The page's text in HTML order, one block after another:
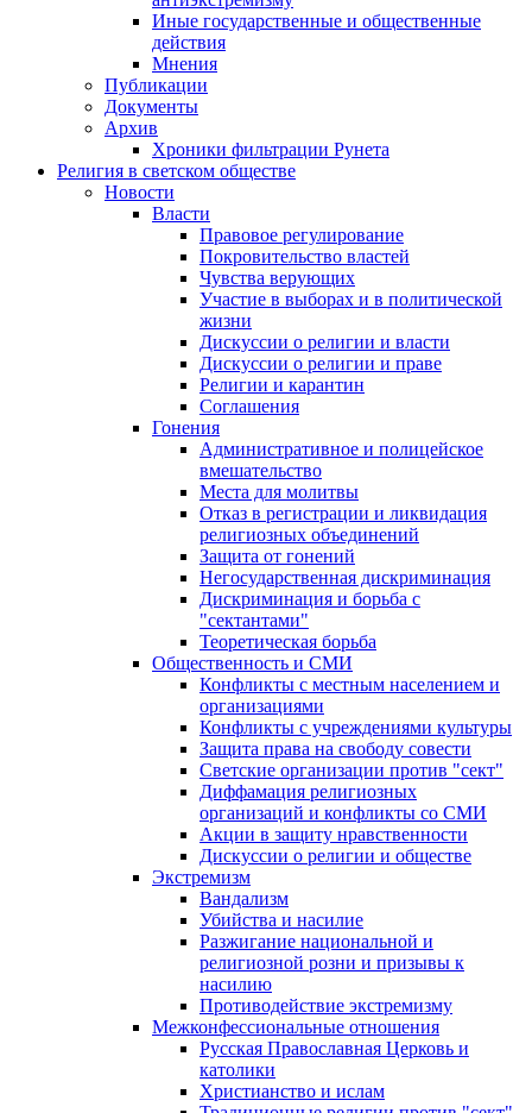
Иные государственные и общественные
действия
Мнения
Публикации
Документы
Архив
Хроники фильтрации Рунета
Религия в светском обществе
Новости
Власти
Правовое регулирование
Покровительство властей
Чувства верующих
Участие в выборах и в политической
жизни
Дискуссии о религии и власти
Дискуссии о религии и праве
Религии и карантин
Соглашения
Гонения
Административное и полицейское
вмешательство
Места для молитвы
Отказ в регистрации и ликвидация
религиозных объединений
Защита от гонений
Негосударственная дискриминация
Дискриминация и борьба с
"сектантами"
Теоретическая борьба
Общественность и СМИ
Конфликты с местным населением и
организациями
Конфликты с учреждениями культуры
Защита права на свободу совести
Светские организации против "сект"
Диффамация религиозных
организаций и конфликты со СМИ
Акции в защиту нравственности
Дискуссии о религии и обществе
Экстремизм
Вандализм
Убийства и насилие
Разжигание национальной и
религиозной розни и призывы к
насилию
Противодействие экстремизму
Межконфессиональные отношения
Русская Православная Церковь и
католики
Христианство и ислам